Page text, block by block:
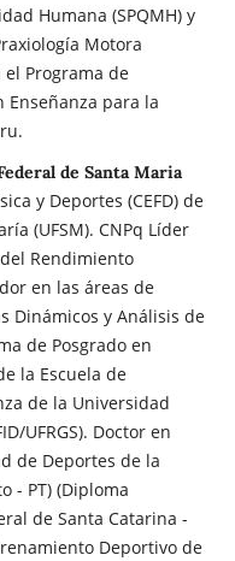
Humana (SPQMH) y
Motora
el Programa de
Enseñanza para la
de Santa Maria
y Deportes (CEFD) de
(UFSM). CNPq Líder
Rendimiento
en las áreas de
Dinámicos y Análisis de
de Posgrado en
la Escuela de
de la Universidad
UFRGS). Doctor en
de Deportes de la
- PT) (Diploma
de Santa Catarina -
Deportivo de